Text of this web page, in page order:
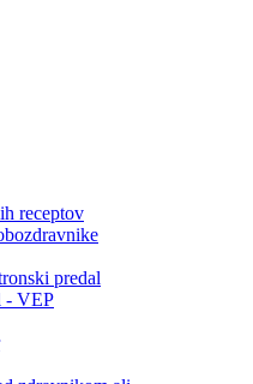
receptov
predal
- VEP